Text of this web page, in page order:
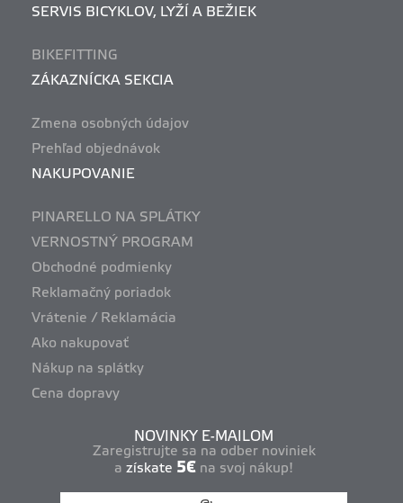
SERVIS BICYKLOV, LYŽÍ A BEŽIEK
BIKEFITTING
ZÁKAZNÍCKA SEKCIA
Zmena osobných údajov
Prehľad objednávok
NAKUPOVANIE
PINARELLO NA SPLÁTKY
VERNOSTNÝ PROGRAM
Obchodné podmienky
Reklamačný poriadok
Vrátenie / Reklamácia
Ako nakupovať
Nákup na splátky
Cena dopravy
NOVINKY E-MAILOM
Zaregistrujte sa na odber noviniek
a získate 5€ na svoj nákup!